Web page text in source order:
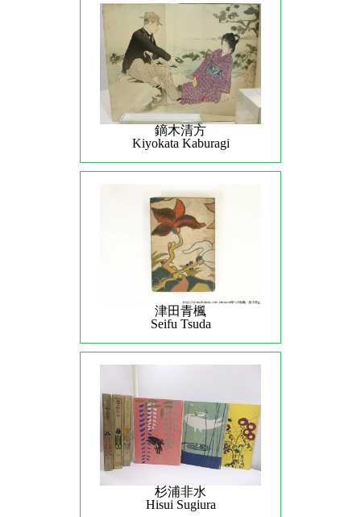
鏑木清方
Kiyokata Kaburagi
津田青楓
Seifu Tsuda
杉浦非水
Hisui Sugiura